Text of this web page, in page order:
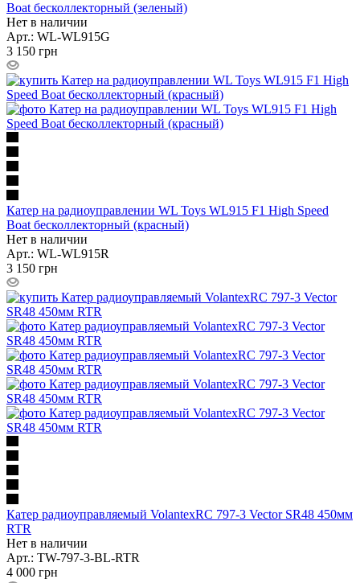
Boat бесколлекторный (зеленый)
Нет в наличии
Арт.: WL-WL915G
3 150 грн
Катер на радиоуправлении WL Toys WL915 F1 High Speed
Boat бесколлекторный (красный)
Нет в наличии
Арт.: WL-WL915R
3 150 грн
Катер радиоуправляемый VolantexRC 797-3 Vector SR48 450мм
RTR
Нет в наличии
Арт.: TW-797-3-BL-RTR
4 000 грн